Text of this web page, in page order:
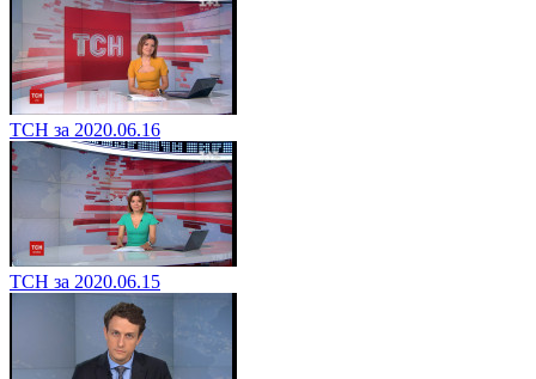
ТСН за 2020.06.16
ТСН за 2020.06.15